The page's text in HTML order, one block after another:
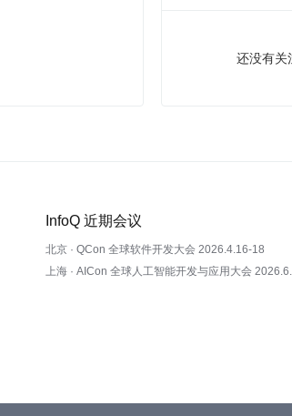
还没有关
InfoQ 近期会议
北京 · QCon 全球软件开发大会 2026.4.16-18
上海 · AICon 全球人工智能开发与应用大会